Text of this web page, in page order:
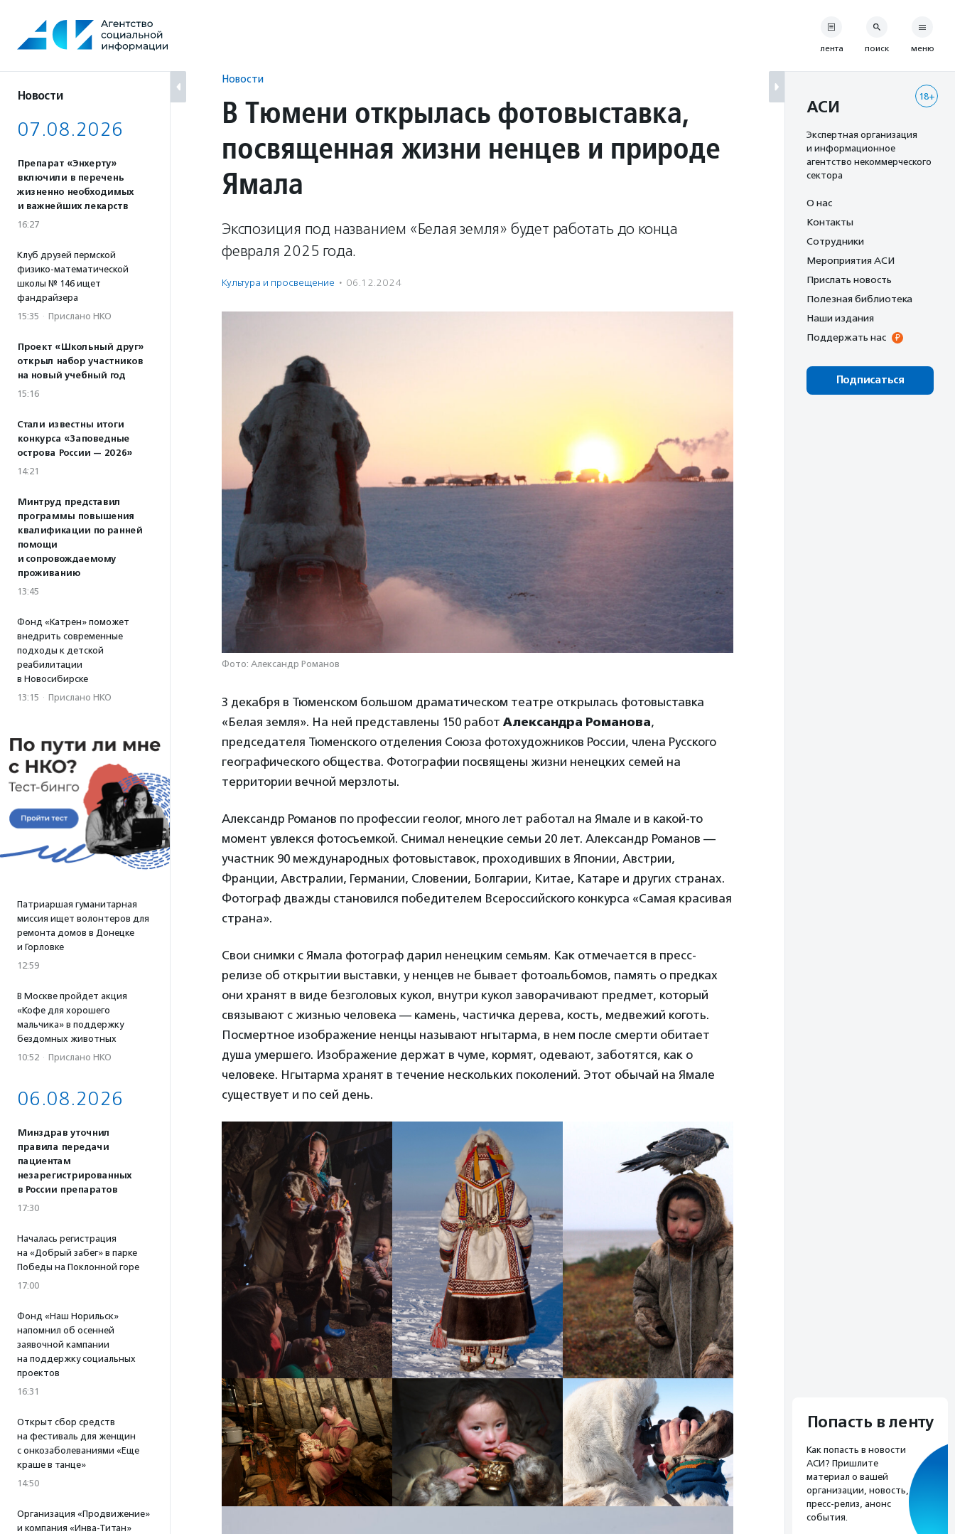
содержанию
Новости
07.08.2026
Препарат «Энхерту»
включили в перечень
жизненно необходимых
и важнейших лекарств
16:27
Клуб друзей пермской
физико-математической
школы № 146 ищет
фандрайзера
15:35 · Прислано НКО
Проект «Школьный друг»
открыл набор участников
на новый учебный год
15:16
Стали известны итоги
конкурса «Заповедные
острова России — 2026»
14:21
Минтруд представил
программы повышения
квалификации по ранней
помощи
и сопровождаемому
проживанию
13:45
Фонд «Катрен» поможет
внедрить современные
подходы к детской
реабилитации
в Новосибирске
13:15 · Прислано НКО
Патриаршая гуманитарная
миссия ищет волонтеров для
ремонта домов в Донецке
и Горловке
12:59
В Москве пройдет акция
«Кофе для хорошего
мальчика» в поддержку
бездомных животных
10:52 · Прислано НКО
06.08.2026
Минздрав уточнил
правила передачи
пациентам
незарегистрированных
в России препаратов
17:30
Началась регистрация
на «Добрый забег» в парке
Победы на Поклонной горе
17:00
Фонд «Наш Норильск»
напомнил об осенней
заявочной кампании
на поддержку социальных
проектов
16:31
Открыт сбор средств
на фестиваль для женщин
с онкозаболеваниями «Еще
краше в танце»
14:50
Организация «Продвижение»
и компания «Инва-Титан»
Новости
В Тюмени открылась фотовыставка,
посвященная жизни ненцев и природе
Ямала
Экспозиция под названием «Белая земля» будет работать до конца
февраля 2025 года.
Культура и просвещение · 06.12.2024
Фото: Александр Романов
3 декабря в Тюменском большом драматическом театре открылась фотовыставка
«Белая земля». На ней представлены 150 работ Александра Романова,
председателя Тюменского отделения Союза фотохудожников России, члена Русского
географического общества. Фотографии посвящены жизни ненецких семей на
территории вечной мерзлоты.
Александр Романов по профессии геолог, много лет работал на Ямале и в какой-то
момент увлекся фотосъемкой. Снимал ненецкие семьи 20 лет. Александр Романов —
участник 90 международных фотовыставок, проходивших в Японии, Австрии,
Франции, Австралии, Германии, Словении, Болгарии, Китае, Катаре и других странах.
Фотограф дважды становился победителем Всероссийского конкурса «Самая красивая
страна».
Свои снимки с Ямала фотограф дарил ненецким семьям. Как отмечается в пресс-
релизе об открытии выставки, у ненцев не бывает фотоальбомов, память о предках
они хранят в виде безголовых кукол, внутри кукол заворачивают предмет, который
связывают с жизнью человека — камень, частичка дерева, кость, медвежий коготь.
Посмертное изображение ненцы называют нгытарма, в нем после смерти обитает
душа умершего. Изображение держат в чуме, кормят, одевают, заботятся, как о
человеке. Нгытарма хранят в течение нескольких поколений. Этот обычай на Ямале
существует и по сей день.
лента поиск меню
18+
АСИ
Экспертная организация
и информационное
агентство некоммерческого
сектора
О нас
Контакты
Сотрудники
Мероприятия АСИ
Прислать новость
Полезная библиотека
Наши издания
Поддержать нас
Подписаться
Попасть в ленту
Как попасть в новости
АСИ? Пришлите
материал о вашей
организации, новость,
пресс-релиз, анонс
события.